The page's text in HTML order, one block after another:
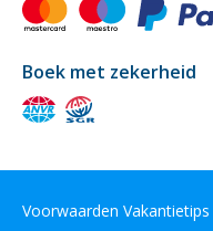
Boek met zekerheid
Voorwaarden Vakantietips